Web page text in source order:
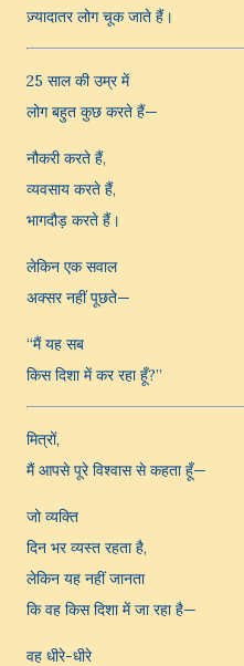
ज़्यादातर लोग चूक जाते हैं।
25 साल की उम्र में
लोग बहुत कुछ करते हैं—
नौकरी करते हैं,
व्यवसाय करते हैं,
भागदौड़ करते हैं।
लेकिन एक सवाल
अक्सर नहीं पूछते—
“मैं यह सब
किस दिशा में कर रहा हूँ?”
मित्रों,
मैं आपसे पूरे विश्वास से कहता हूँ—
जो व्यक्ति
दिन भर व्यस्त रहता है,
लेकिन यह नहीं जानता
कि वह किस दिशा में जा रहा है—
वह धीरे-धीरे